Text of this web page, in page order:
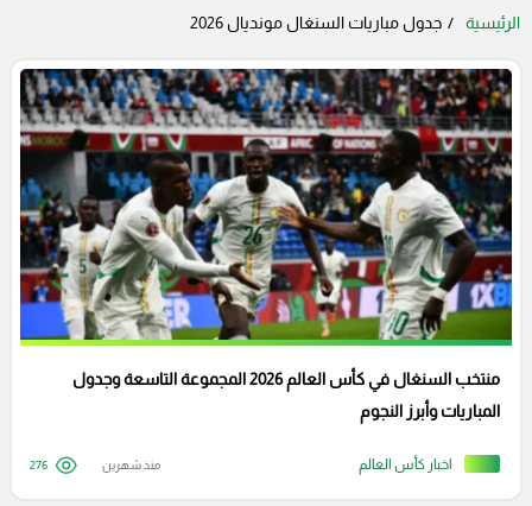
الرئيسية جدول مباريات السنغال مونديال 2026
اخبار كأس العالم
منتخب السنغال في كأس العالم 2026 المجموعة التاسعة وجدول
المباريات وأبرز النجوم
منذ شهرين 276